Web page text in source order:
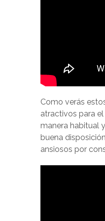
Como verás
atractivos para
manera habitual
buena
ansiosos por